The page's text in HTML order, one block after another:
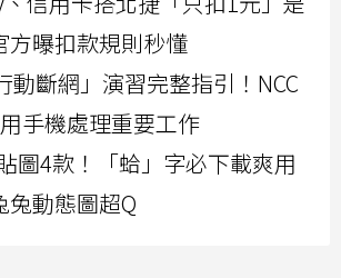
方曝扣款規則秒懂
動斷網」演習完整指引！NCC
手機處理重要工作
圖4款！「蛤」字必下載爽用
兔動態圖超Q